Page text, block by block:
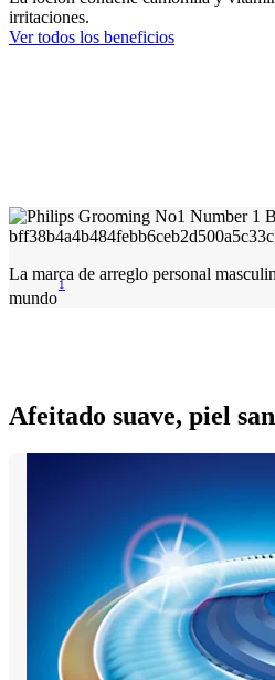
irritaciones.
Ver todos los beneficios
La marca de arreglo personal
mundo
1
Afeitado suave, piel